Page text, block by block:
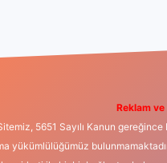
Reklam
5651 Sayılı Kanun
yükümlülüğümüz